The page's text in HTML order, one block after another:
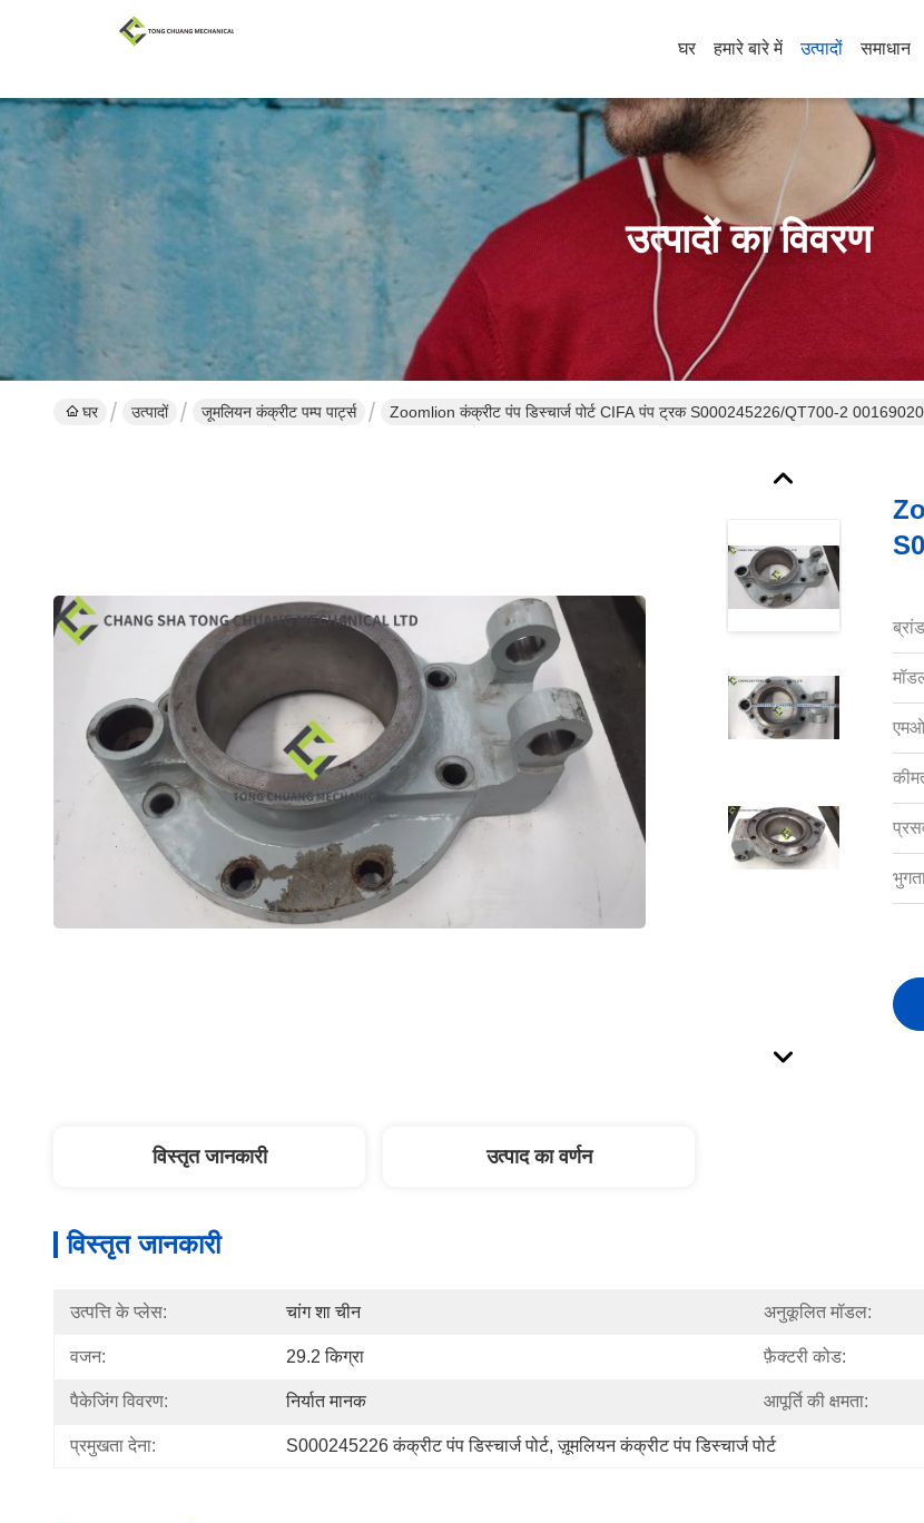
घर हमारे बारे में उत्पादों समाधान
उत्पादों का विवरण
घर उत्पादों जूमलियन कंक्रीट पम्प पार्ट्स Zoomlion कंक्रीट पंप डिस्चार्ज पोर्ट CIFA पंप ट्रक S000245226/QT700-2
विस्तृत जानकारी उत्पाद का वर्णन
विस्तृत जानकारी
उत्पत्ति के प्लेस: चांग शा चीन अनुकूलित मॉडल:
वजन: 29.2 किग्रा फ़ैक्टरी कोड:
पैकेजिंग विवरण: निर्यात मानक आपूर्ति की क्षमता:
प्रमुखता देना: S000245226 कंक्रीट पंप डिस्चार्ज पोर्ट, ज़ूमलियन कंक्रीट पंप डिस्चार्ज पोर्ट